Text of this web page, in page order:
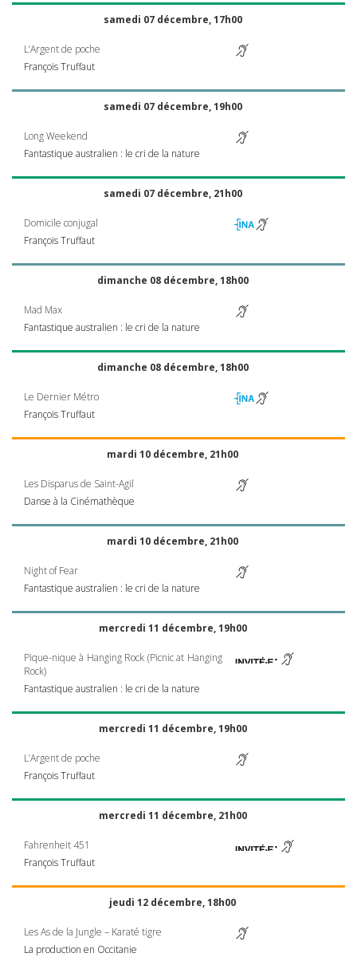
samedi 07 décembre, 17h00
L’Argent de poche
François Truffaut
samedi 07 décembre, 19h00
Long Weekend
Fantastique australien : le cri de la nature
samedi 07 décembre, 21h00
Domicile conjugal
François Truffaut
dimanche 08 décembre, 18h00
Mad Max
Fantastique australien : le cri de la nature
dimanche 08 décembre, 18h00
Le Dernier Métro
François Truffaut
mardi 10 décembre, 21h00
Les Disparus de Saint-Agil
Danse à la Cinémathèque
mardi 10 décembre, 21h00
Night of Fear
Fantastique australien : le cri de la nature
mercredi 11 décembre, 19h00
Pique-nique à Hanging Rock (Picnic at Hanging
Rock)
Fantastique australien : le cri de la nature
mercredi 11 décembre, 19h00
L’Argent de poche
François Truffaut
mercredi 11 décembre, 21h00
Fahrenheit 451
François Truffaut
jeudi 12 décembre, 18h00
Les As de la Jungle – Karaté tigre
La production en Occitanie